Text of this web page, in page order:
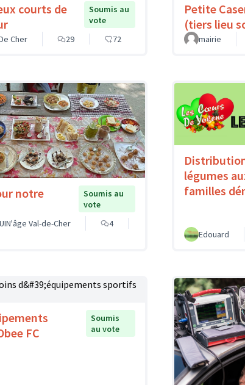
courts de
Soumis au
vote
Cher
29 72
Petite
(tiers lieu
mairie
notre
Soumis au
vote
Val-de-Cher
4
légumes
familles
Edouard
FC
Soumis
au vote